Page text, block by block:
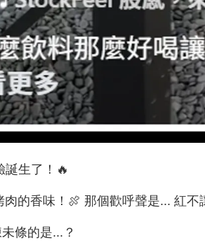
誕生了！🔥
的香味！🍖 那個歡呼聲是... 紅不
條的是...？